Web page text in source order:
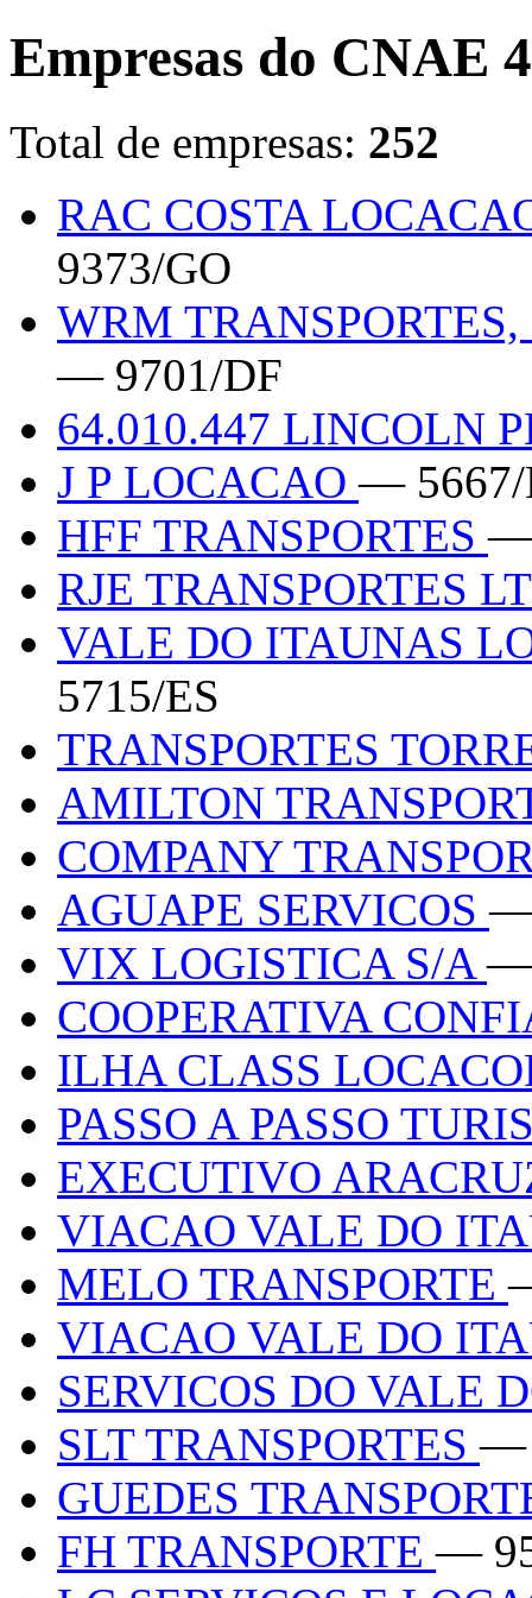
Empresas do CNAE
Total de empresas: 252
RAC COSTA
9373/GO
WRM
— 9701/DF
64.010.447 LINCOLN
J P LOCACAO— 5667/
HFF TRANSPORTES—
RJE TRANSPORTES
VALE DO ITAUNAS
5715/ES
TRANSPORTES
AMILTON
COMPANY
AGUAPE SERVICOS—
VIX LOGISTICA S/A—
COOPERATIVA
ILHA CLASS
PASSO A PASSO
EXECUTIVO
VIACAO VALE DO
MELO TRANSPORTE
VIACAO VALE DO
SERVICOS DO VALE
SLT TRANSPORTES—
GUEDES
FH TRANSPORTE—